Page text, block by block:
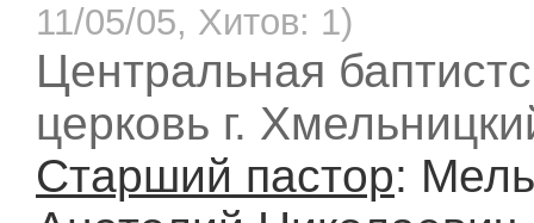
11/05/05, Хитов: 1)
Центральная
церковь г.
Старший пастор: